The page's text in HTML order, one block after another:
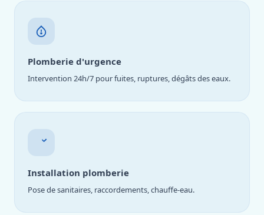
Plomberie d'urgence
Intervention 24h/7 pour fuites, ruptures, dégâts des eaux.
Installation plomberie
Pose de sanitaires, raccordements, chauffe-eau.